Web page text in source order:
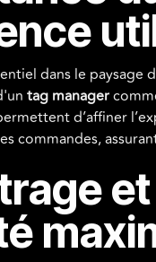
dans le paysage
tag manager
d’affiner
commandes,